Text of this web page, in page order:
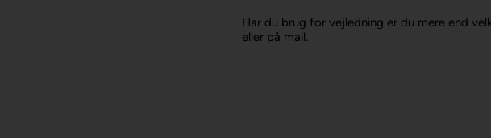
Har du brug for vejledning er du mere end
eller på mail.